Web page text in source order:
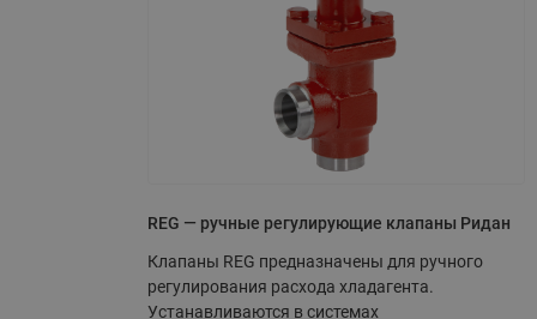
REG — ручные регулирующие клапаны Ридан
Клапаны REG предназначены для ручного
регулирования расхода хладагента.
Устанавливаются в системах